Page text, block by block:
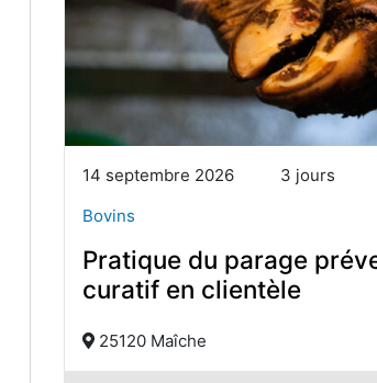
14 septembre 2026
3 jours
Bovins
Pratique du parage
curatif en clientèle
25120 Maîche